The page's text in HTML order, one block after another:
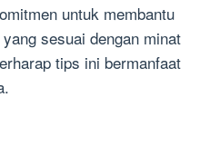
untuk membantu
sesuai dengan minat
tips ini bermanfaat